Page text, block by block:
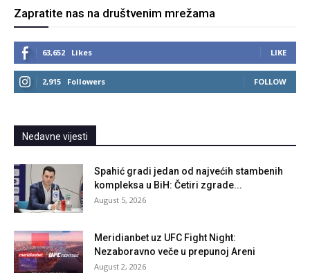
Zapratite nas na društvenim mrežama
63,652 Likes LIKE
2,915 Followers FOLLOW
Nedavne vijesti
Spahić gradi jedan od najvećih stambenih
kompleksa u BiH: Četiri zgrade...
August 5, 2026
Meridianbet uz UFC Fight Night:
Nezaboravno veče u prepunoj Areni
August 2, 2026